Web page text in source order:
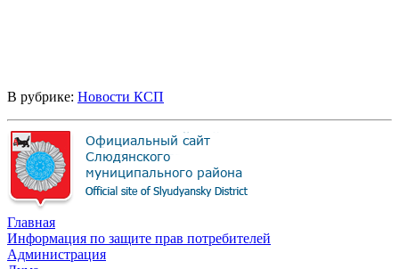
В рубрике: Новости КСП
Главная
Информация по защите прав потребителей
Администрация